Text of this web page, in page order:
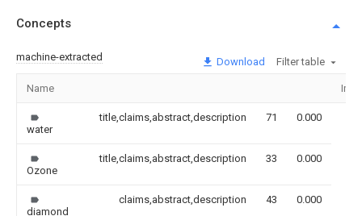
Concepts
machine-extracted Download Filter table
Name
water
title,claims,abstract,description 71 0.000
Ozone
title,claims,abstract,description 33 0.000
diamond
claims,abstract,description 43 0.000